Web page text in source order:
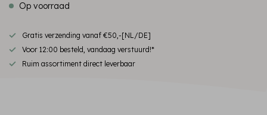
Op voorraad
Gratis verzending vanaf €50,-[NL/DE]
Voor 12:00 besteld, vandaag verstuurd!*
Ruim assortiment direct leverbaar